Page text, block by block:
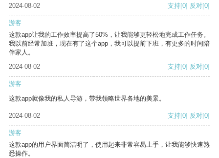
2024-08-02 支持[0] 反对[0]
游客
这款app让我的工作效率提高了50%，让我能够更轻松地完成工作任务。
我以前经常加班，现在有了这个app，我可以提前下班，有更多的时间陪
伴家人。
2024-08-02
支持[0] 反对[0]
游客
这款app就像我的私人导游，带我领略世界各地的美景。
2024-08-02 支持[0] 反对[0]
游客
这款app的用户界面简洁明了，使用起来非常容易上手，让我能够快速熟
悉操作。